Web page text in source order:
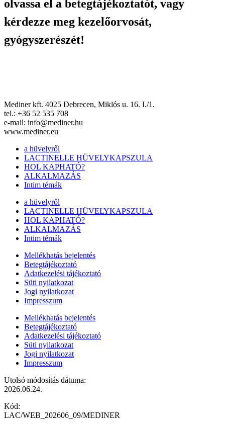
olvassa el a betegtájékoztatót, vagy
kérdezze meg kezelőorvosát,
gyógyszerészét!
Mediner kft. 4025 Debrecen, Miklós u. 16. I./1.
tel.: +36 52 535 708
e-mail: info@mediner.hu
www.mediner.eu
a hüvelyről
LACTINELLE HÜVELYKAPSZULA
HOL KAPHATÓ?
ALKALMAZÁS
Intim témák
a hüvelyről
LACTINELLE HÜVELYKAPSZULA
HOL KAPHATÓ?
ALKALMAZÁS
Intim témák
Mellékhatás bejelentés
Betegtájékoztató
Adatkezelési tájékoztató
Süti nyilatkozat
Jogi nyilatkozat
Impresszum
Mellékhatás bejelentés
Betegtájékoztató
Adatkezelési tájékoztató
Süti nyilatkozat
Jogi nyilatkozat
Impresszum
Utolsó módosítás dátuma:
2026.06.24.
Kód:
LAC/WEB_202606_09/MEDINER